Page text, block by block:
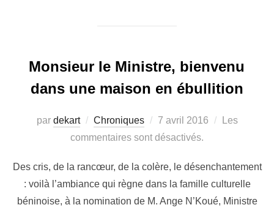
Monsieur le Ministre, bienvenu
dans une maison en ébullition
par dekart Chroniques 7 avril 2016
Les
commentaires sont désactivés.
Des cris, de la rancœur, de la colère, le désenchantement
: voilà l’ambiance qui règne dans la famille culturelle
béninoise, à la nomination de M. Ange N’Koué, Ministre